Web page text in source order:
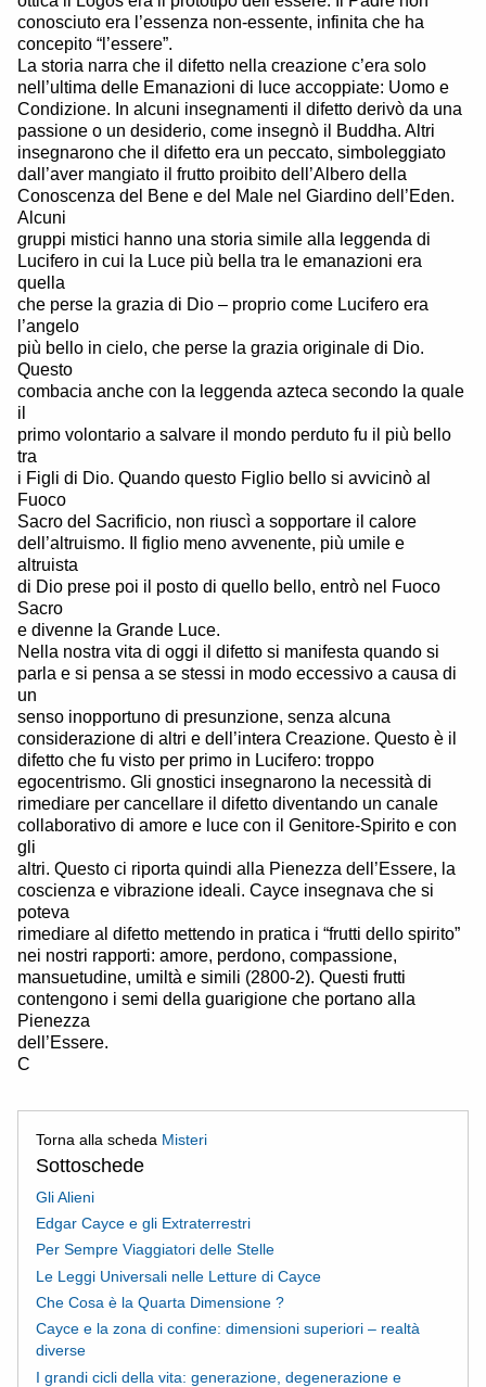
conosciuto era l’essenza non-essente, infinita che ha
concepito “l’essere”.
La storia narra che il difetto nella creazione c’era solo
nell’ultima delle Emanazioni di luce accoppiate: Uomo e
Condizione. In alcuni insegnamenti il difetto derivò da una
passione o un desiderio, come insegnò il Buddha. Altri
insegnarono che il difetto era un peccato, simboleggiato
dall’aver mangiato il frutto proibito dell’Albero della
Conoscenza del Bene e del Male nel Giardino dell’Eden.
Alcuni
gruppi mistici hanno una storia simile alla leggenda di
Lucifero in cui la Luce più bella tra le emanazioni era
quella
che perse la grazia di Dio – proprio come Lucifero era
l’angelo
più bello in cielo, che perse la grazia originale di Dio.
Questo
combacia anche con la leggenda azteca secondo la quale
il
primo volontario a salvare il mondo perduto fu il più bello
tra
i Figli di Dio. Quando questo Figlio bello si avvicinò al
Fuoco
Sacro del Sacrificio, non riuscì a sopportare il calore
dell’altruismo. Il figlio meno avvenente, più umile e
altruista
di Dio prese poi il posto di quello bello, entrò nel Fuoco
Sacro
e divenne la Grande Luce.
Nella nostra vita di oggi il difetto si manifesta quando si
parla e si pensa a se stessi in modo eccessivo a causa di
un
senso inopportuno di presunzione, senza alcuna
considerazione di altri e dell’intera Creazione. Questo è il
difetto che fu visto per primo in Lucifero: troppo
egocentrismo. Gli gnostici insegnarono la necessità di
rimediare per cancellare il difetto diventando un canale
collaborativo di amore e luce con il Genitore-Spirito e con
gli
altri. Questo ci riporta quindi alla Pienezza dell’Essere, la
coscienza e vibrazione ideali. Cayce insegnava che si
poteva
rimediare al difetto mettendo in pratica i “frutti dello spirito”
nei nostri rapporti: amore, perdono, compassione,
mansuetudine, umiltà e simili (2800-2). Questi frutti
contengono i semi della guarigione che portano alla
Pienezza
dell’Essere.
C
Torna alla scheda Misteri
Sottoschede
Gli Alieni
Edgar Cayce e gli Extraterrestri
Per Sempre Viaggiatori delle Stelle
Le Leggi Universali nelle Letture di Cayce
Che Cosa è la Quarta Dimensione ?
Cayce e la zona di confine: dimensioni superiori – realtà
diverse
I grandi cicli della vita: generazione, degenerazione e